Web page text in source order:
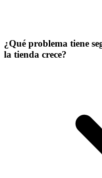
¿Qué problema tiene
la tienda crece?